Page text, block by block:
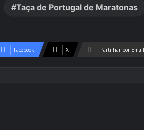
Taça de Portugal de Maratonas
Facebook X Partilhar por Email